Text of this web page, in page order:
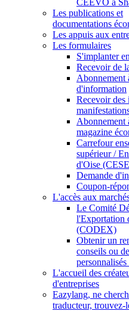
CEEVO à
Les publications et
documentations
Les appuis aux
Les formulaires
S'implanter
Recevoir de
Abonnement
d'information
Recevoir des
Abonnement
magazine
Carrefour
supérieur /
d'Oise
Demande
Coupon-
L'accès aux
Le Comité
l'Exportation
(CODEX)
Obtenir un
conseils ou
L'accueil des
d'entreprises
Eazylang, ne
traducteur, trouvez-